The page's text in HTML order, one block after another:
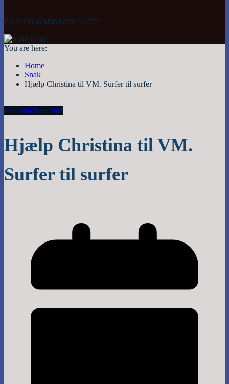
Bare en wannabee surfer
You are here:
Home
Snak
Hjælp Christina til VM. Surfer til surfer
FoilSnakWindsurf
Hjælp Christina til VM.
Surfer til surfer